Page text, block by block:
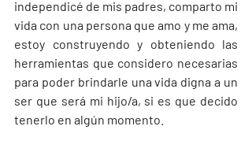
independicé de mis padres, comparto mi
vida con una persona que amo y me ama,
estoy construyendo y obteniendo las
herramientas que considero necesarias
para poder brindarle una vida digna a un
ser que será mi hijo/a, si es que decido
tenerlo en algún momento.